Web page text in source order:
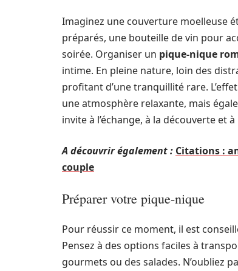
Imaginez une couverture moelleuse
préparés, une bouteille de vin pour
soirée. Organiser un pique-nique
intime. En pleine nature, loin des
profitant d’une tranquillité rare.
une atmosphère relaxante, mais
invite à l’échange, à la découverte et
A découvrir également : Citations :
couple
Préparer votre pique-nique
Pour réussir ce moment, il est
Pensez à des options faciles à
gourmets ou des salades. N’oubliez